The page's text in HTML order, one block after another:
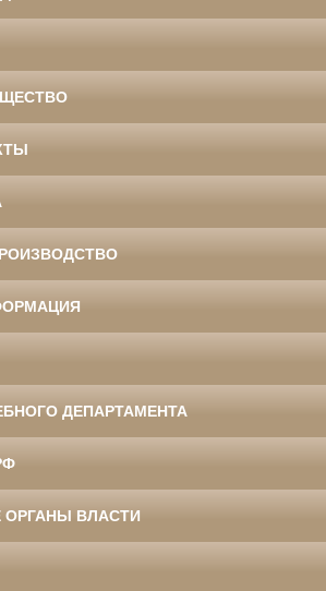
ДЕПАРТАМЕНТА
ВЛАСТИ